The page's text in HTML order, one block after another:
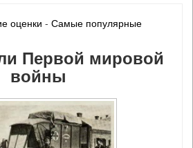
оценки - Самые популярные
Первой мировой
войны